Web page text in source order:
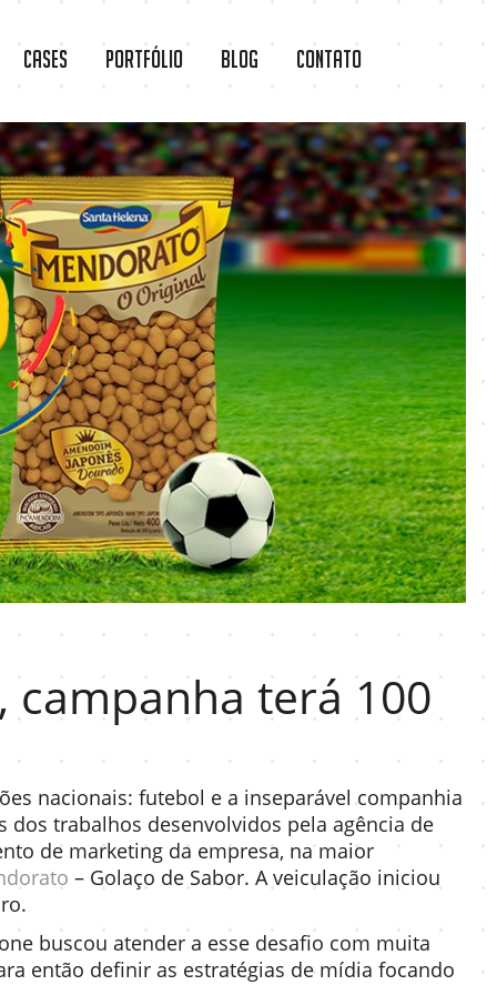
Cases Portfólio Blog Contato
campanha terá 100
nacionais: futebol e a inseparável companhia
trabalhos desenvolvidos pela agência de
de marketing da empresa, na maior
– Golaço de Sabor. A veiculação iniciou
buscou atender a esse desafio com muita
então definir as estratégias de mídia focando